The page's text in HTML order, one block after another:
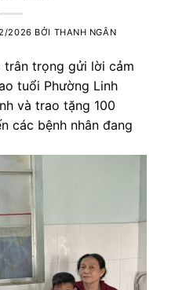
2026 BỞI THANH NGÂN
trân trọng gửi lời cảm
tuổi Phường Linh
và trao tặng 100
các bệnh nhân đang